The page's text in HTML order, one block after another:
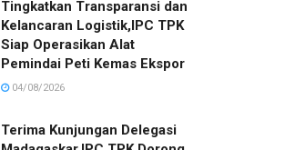
Tingkatkan Transparansi dan
Kelancaran Logistik,IPC TPK
Siap Operasikan Alat
Pemindai Peti Kemas Ekspor
04/08/2026
Terima Kunjungan Delegasi